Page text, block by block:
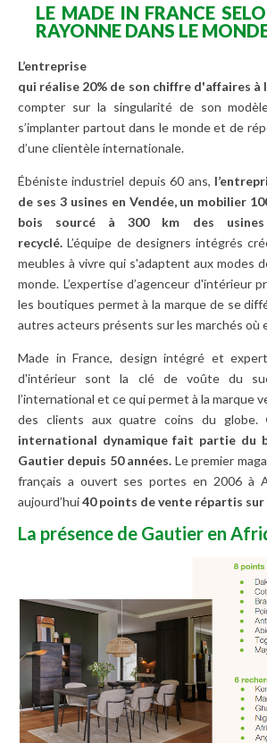
LE MADE IN FRANCE
RAYONNE DANS LE
L’entreprise
qui réalise 20% de son chiffre d'affaires à
compter sur la singularité de son
s’implanter partout dans le monde et de
d’une clientèle internationale.
Ébéniste industriel depuis 60 ans,
de ses 3 usines en Vendée, un mobilier
bois sourcé à 300 km des
recyclé.L’équipe de designers intégrés
meubles à vivre qui s'adaptent aux modes
monde. L’expertise d’agenceur d'intérieur
les boutiques permet à la marque de se
autres acteurs présents sur les marchés où
Made in France, design intégré et
d'intérieur sont la clé de voûte du
l’international et ce qui permet à la marque
des clients aux quatre coins du globe.
international dynamique fait partie du
Gautier depuis 50 années. Le premier
français a ouvert ses portes en 2006 à
aujourd’hui40 points de vente répartis
La présence de Gautier en